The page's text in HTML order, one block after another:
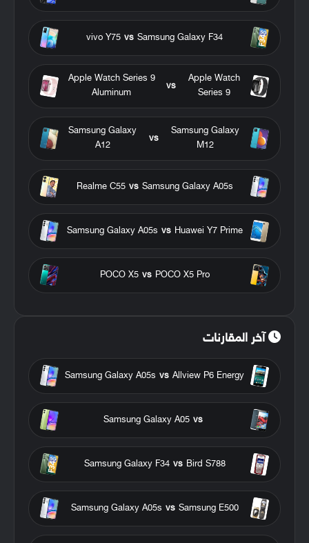
Samsung Galaxy F34
vs
vivo Y75
Apple Watch
Series 9
vs
Apple Watch Series 9
Aluminum
Samsung Galaxy
M12
vs
Samsung Galaxy
A12
Samsung Galaxy A05s
vs
Realme C55
Huawei Y7 Prime
vs
Samsung Galaxy A05s
POCO X5 Pro
vs
POCO X5
آخر المقارنات
Allview P6 Energy
vs
Samsung Galaxy A05s
vs
Samsung Galaxy A05
Bird S788
vs
Samsung Galaxy F34
Samsung E500
vs
Samsung Galaxy A05s